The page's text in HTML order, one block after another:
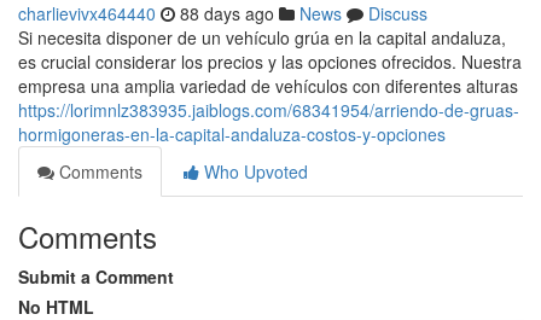
charlievivx464440 88 days ago News
Discuss
Si necesita disponer de un vehículo grúa en la capital andaluza,
es crucial considerar los precios y las opciones ofrecidos. Nuestra
empresa una amplia variedad de vehículos con diferentes alturas
https://lorimnlz383935.jaiblogs.com/68341954/arriendo-de-gruas-
hormigoneras-en-la-capital-andaluza-costos-y-opciones
Comments
Who Upvoted
Comments
Submit a Comment
No HTML